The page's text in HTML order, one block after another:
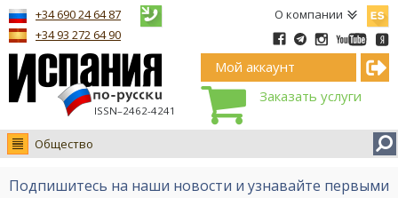
О компании
ISSN–2462-4241
+34 690 24 64 87
+34 93 272 64 90
Мой аккаунт
Заказать услуги
Общество
Новости
Интервью
Подпишитесь на наши новости и узнавайте первыми